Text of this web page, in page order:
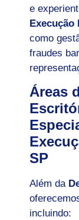
e
Execução
como
fraudes
Áreas
SP
Além da
incluindo: